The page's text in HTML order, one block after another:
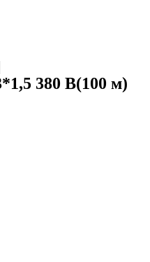
380 В(100 м)